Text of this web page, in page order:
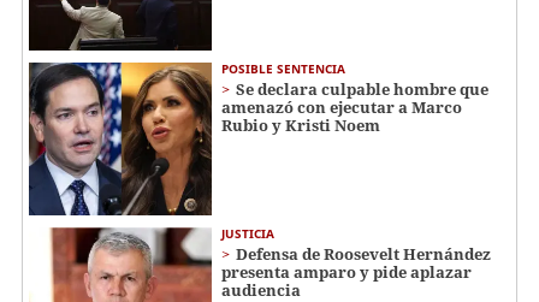
POSIBLE SENTENCIA
Se declara culpable hombre que
amenazó con ejecutar a Marco
Rubio y Kristi Noem
JUSTICIA
Defensa de Roosevelt Hernández
presenta amparo y pide aplazar
audiencia